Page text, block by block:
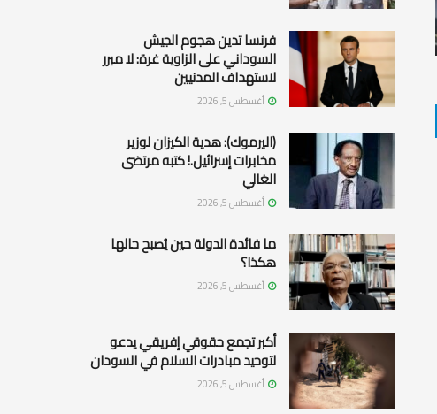
فرنسا تدين هجوم الجيش
السوداني على الزاوية غرة: لا مبرر
لاستهداف المدنيين
أغسطس 5, 2026
(اليرموك): هدية الكيزان لوزير
مخابرات إسرائيل.! كتبه مرتضى
الغالي
أغسطس 5, 2026
ما فائدة الدولة حين يُصبح حالها
هكذا؟
أغسطس 5, 2026
أكبر تجمع حقوقي إفريقي يدعو
لتوحيد مبادرات السلام في السودان
أغسطس 5, 2026